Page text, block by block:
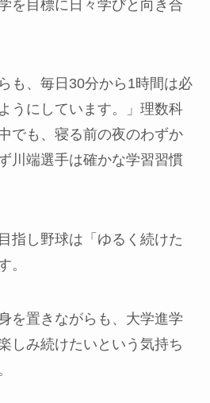
を目標に日々学びと向き合
も、毎日30分から1時間は必
うにしています。」理数科
でも、寝る前の夜のわずか
川端選手は確かな学習習慣
指し野球は「ゆるく続けた
。
を置きながらも、大学進学
しみ続けたいという気持ち